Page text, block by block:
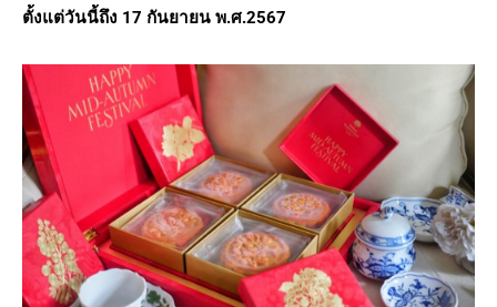
ตั้งแต่วันนี้ถึง 17 กันยายน พ.ศ.2567